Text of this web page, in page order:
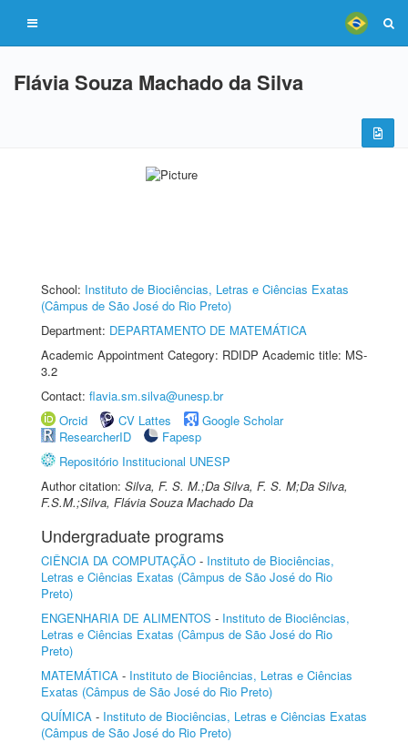
Flávia Souza Machado da Silva
School: Instituto de Biociências, Letras e Ciências Exatas
(Câmpus de São José do Rio Preto)
Department: DEPARTAMENTO DE MATEMÁTICA
Academic Appointment Category: RDIDP Academic title: MS-
3.2
Contact: flavia.sm.silva@unesp.br
Orcid
CV Lattes
Google Scholar
ResearcherID
Fapesp
Repositório Institucional UNESP
Author citation: Silva, F. S. M.;Da Silva, F. S. M;Da Silva,
F.S.M.;Silva, Flávia Souza Machado Da
Undergraduate programs
CIÊNCIA DA COMPUTAÇÃO - Instituto de Biociências,
Letras e Ciências Exatas (Câmpus de São José do Rio
Preto)
ENGENHARIA DE ALIMENTOS - Instituto de Biociências,
Letras e Ciências Exatas (Câmpus de São José do Rio
Preto)
MATEMÁTICA - Instituto de Biociências, Letras e Ciências
Exatas (Câmpus de São José do Rio Preto)
QUÍMICA - Instituto de Biociências, Letras e Ciências Exatas
(Câmpus de São José do Rio Preto)